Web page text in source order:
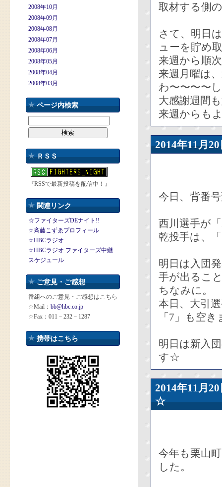
2008年10月
2008年09月
2008年08月
2008年07月
2008年06月
2008年05月
2008年04月
2008年03月
ページ内検索
ＲＳＳ
『RSSで最新投稿を配信中！』
関連リンク
☆ファイターズDEナイト!!
☆斉藤こずゑプロフィール
☆HBCラジオ
☆HBCラジオ ファイターズ中継
スケジュール
ご意見・ご感想
番組へのご意見・ご感想はこちら
☆Mail： bb@hbc.co.jp
☆Fax：011－232－1287
携帯はこちら
取材する側
さて、明日
ューを貯め
来週から順
来週月曜は
わ〜〜〜〜
大感謝週間
来週からも
2014年11
今日、背番
西川選手が
乾投手は、
明日は入団
手が出るこ
ちなみに。
本日、大引
「7」も空
明日は新入
す☆
2014年11
☆
今年も栗山
した。